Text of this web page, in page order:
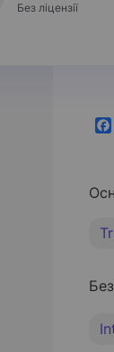
Без ліцензії